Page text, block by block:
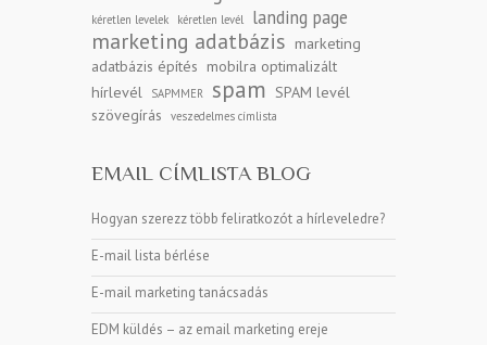
kéretlen levelek kéretlen levél landing page
marketing adatbázis marketing
adatbázis építés mobilra optimalizált
hírlevél
SAPMMER spam SPAM levél
szövegírás
veszedelmes címlista
EMAIL CÍMLISTA BLOG
Hogyan szerezz több feliratkozót a hírleveledre?
E-mail lista bérlése
E-mail marketing tanácsadás
EDM küldés – az email marketing ereje